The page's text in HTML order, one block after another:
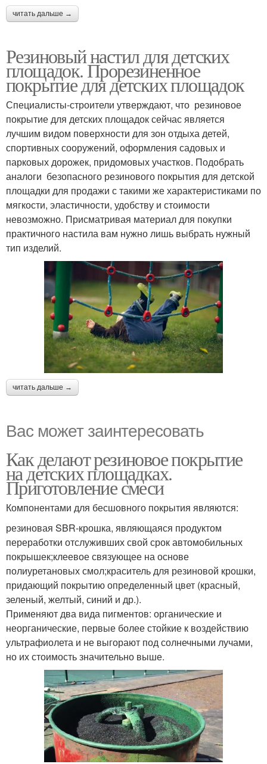
читать дальше →
Резиновый настил для детских
площадок. Прорезиненное
покрытие для детских площадок
Специалисты-строители утверждают, что резиновое
покрытие для детских площадок сейчас является
лучшим видом поверхности для зон отдыха детей,
спортивных сооружений, оформления садовых и
парковых дорожек, придомовых участков. Подобрать
аналоги безопасного резинового покрытия для детской
площадки для продажи с такими же характеристиками по
мягкости, эластичности, удобству и стоимости
невозможно. Присматривая материал для покупки
практичного настила вам нужно лишь выбрать нужный
тип изделий.
читать дальше →
Вас может заинтересовать
Как делают резиновое покрытие
на детских площадках.
Приготовление смеси
Компонентами для бесшовного покрытия являются:
резиновая SBR-крошка, являющаяся продуктом
переработки отслуживших свой срок автомобильных
покрышек;клеевое связующее на основе
полиуретановых смол;краситель для резиновой крошки,
придающий покрытию определенный цвет (красный,
зеленый, желтый, синий и др.).
Применяют два вида пигментов: органические и
неорганические, первые более стойкие к воздействию
ультрафиолета и не выгорают под солнечными лучами,
но их стоимость значительно выше.